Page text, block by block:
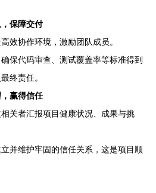
保障交付
效协作环境，激励团队成员。
保代码审查、测试覆盖率等标准得到
终责任。
赢得信任
关者汇报项目健康状况、成果与挑
并维护牢固的信任关系，这是项目顺